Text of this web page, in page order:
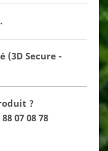
(3D Secure -
?
07 08 78